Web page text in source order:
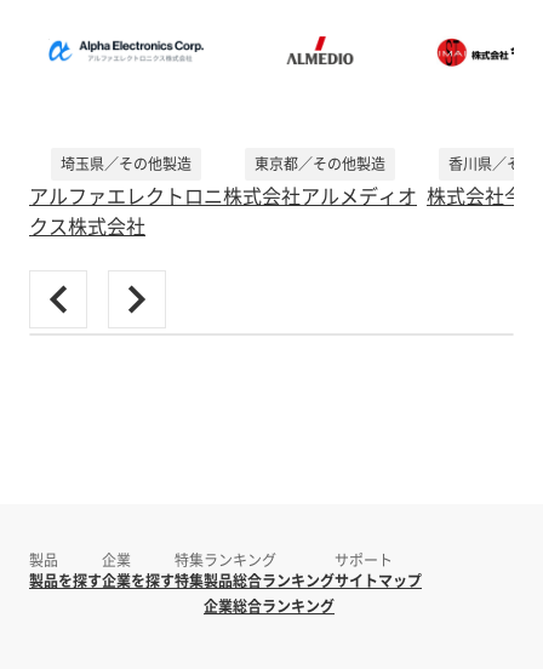
埼玉県／その他製造
アルファエレクトロニ
クス株式会社
東京都／その他製造
株式会社アルメディオ
香川県／その
株式会社今
製品
製品を探す
企業
企業を探す
特集
特集
ランキング
製品総合ランキング
企業総合ランキング
サポート
サイトマップ